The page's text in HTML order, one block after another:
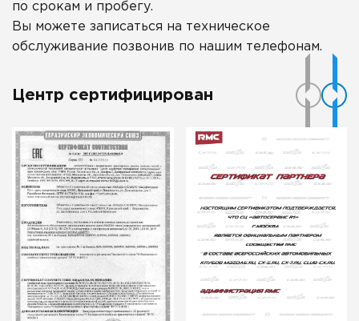
по срокам и пробегу.
Вы можете записаться на техническое
обслуживание позвонив по нашим телефонам.
Центр сертифицирован